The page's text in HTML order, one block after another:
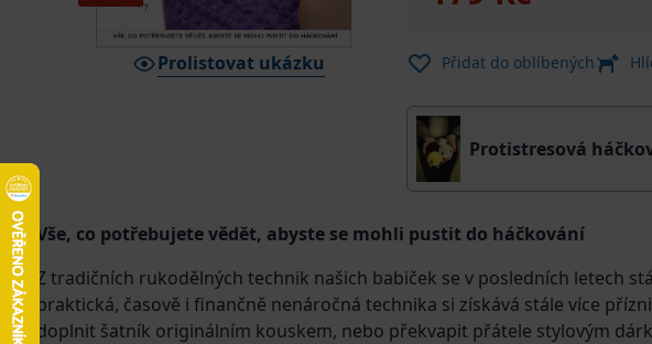
Prolistovat ukázku Přidat do oblíbených
Protistresová
Vše, co potřebujete vědět, abyste se mohli pustit do háčkování
Z tradičních rukodělných technik našich babiček se v posledních letech
praktická, časově i finančně nenáročná technika si získává stále více
doplnit šatník originálním kouskem, nebo překvapit přátele stylovým